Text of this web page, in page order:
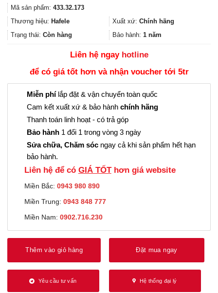
đánh giá
447.000₫.là:
335.000₫.
Mã sản phẩm: 433.32.173
Thương hiệu: Hafele Xuất xứ: Chính hãng
Trạng thái: Còn hàng Bảo hành: 1 năm
Liên hệ ngay hotline
để có giá tốt hơn và nhận voucher tới 5tr
Miễn phílắp đặt & vận chuyển toàn quốc
Cam kết xuất xứ & bảo hành chính hãng
Thanh toán linh hoạt - có trả góp
Bảo hành 1 đổi 1 trong vòng 3 ngày
Sửa chữa, Chăm sóc ngay cả khi sản phẩm hết hạn
bảo hành.
Liên hệ để có GIÁ TỐThơn giá website
Miền Bắc: 0943 980 890
Miền Trung: 0943 848 777
Miền Nam: 0902.716.230
Thêm vào giỏ hàng Đặt mua ngay
Yêu cầu tư vấn Hệ thống đại lý